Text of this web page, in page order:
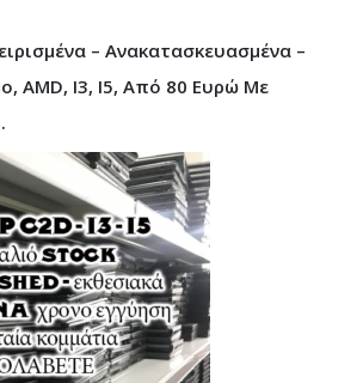
– Ανακατασκευασμένα –
AMD, I3, I5, Από 80 Ευρώ Με